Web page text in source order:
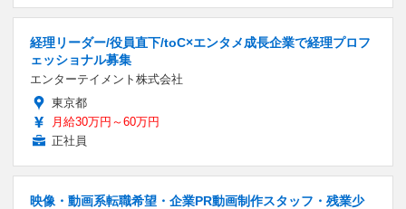
経理リーダー/役員直下/toC×エンタメ成長企業で経理プロフ
ェッショナル募集
エンターテイメント株式会社
東京都
月給30万円～60万円
正社員
映像・動画系転職希望・企業PR動画制作スタッフ・残業少